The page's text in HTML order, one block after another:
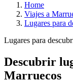
Home
Viajes a
Lugares para
Lugares para
Descubrir
Marruecos